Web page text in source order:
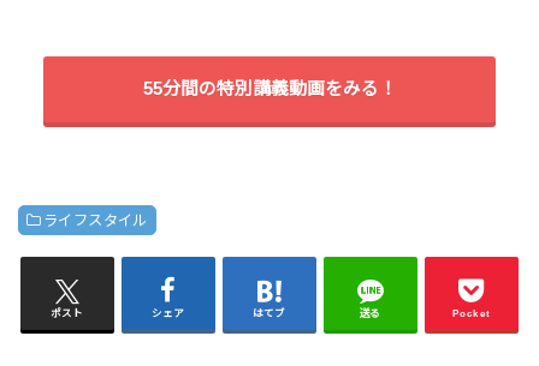
55分間の特別講義動画をみる！
ライフスタイル
ポスト シェア はてブ 送る Pocket